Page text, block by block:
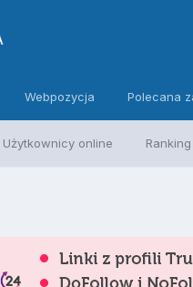
Użytkownicy online Ranking
Webpozycja Polecana